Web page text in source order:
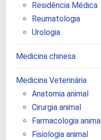
Residência Médica
Reumatologia
Urologia
Medicina chinesa
Medicina Veterinária
Anatomia animal
Cirurgia animal
Farmacologia animal
Fisiologia animal